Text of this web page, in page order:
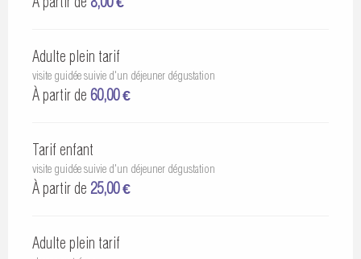
Adulte plein tarif
visite guidée suivie d'un déjeuner dégustation
À partir de 60,00 €
Tarif enfant
visite guidée suivie d'un déjeuner dégustation
À partir de 25,00 €
Adulte plein tarif